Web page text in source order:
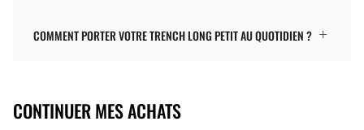
COMMENT PORTER VOTRE TRENCH LONG PETIT AU QUOTIDIEN ?
CONTINUER MES ACHATS